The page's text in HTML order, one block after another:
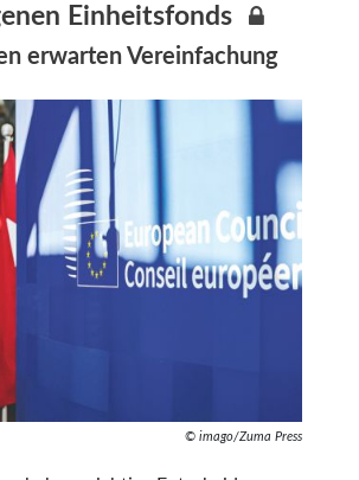
Einheitsfonds
erwarten Vereinfachung
© imago/Zuma Press